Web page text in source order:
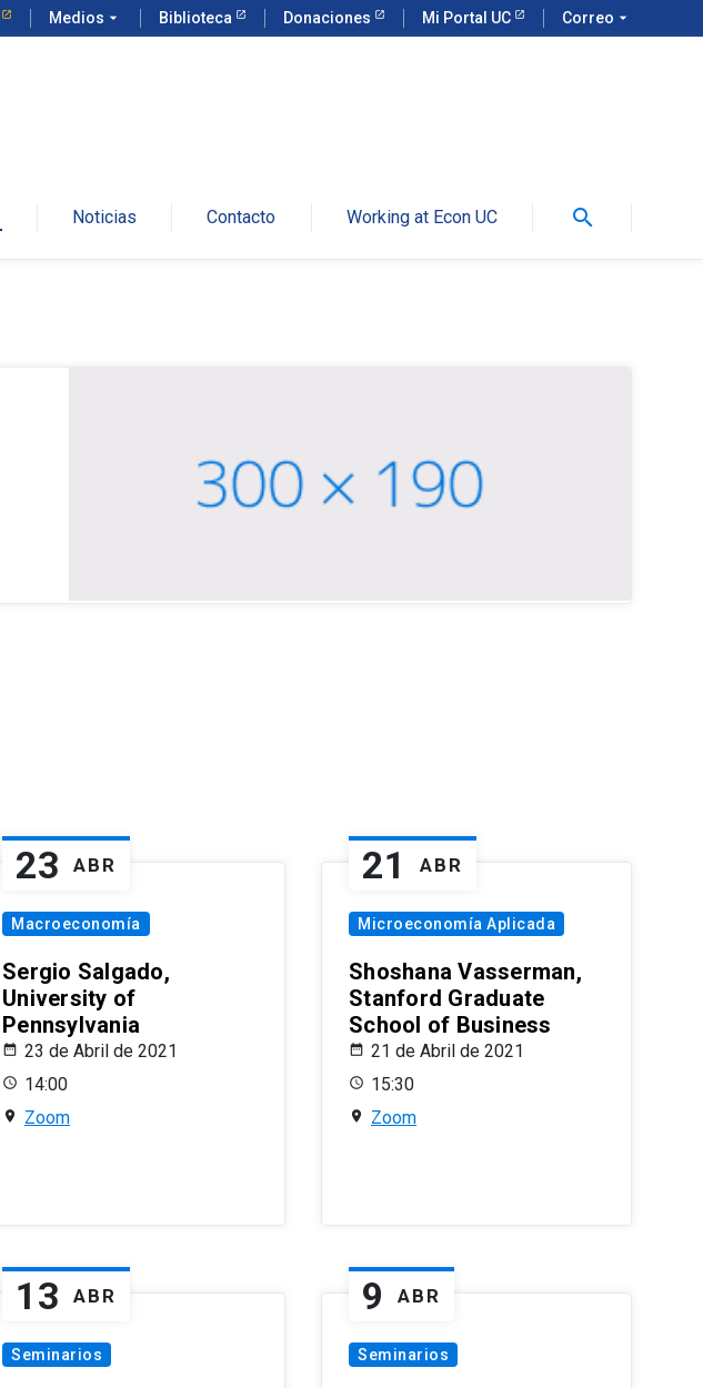
Medios arrow_drop_down Biblioteca Donaciones Mi Portal UC Correo arrow_drop_down
Noticias Contacto Working at Econ UC search
23 ABR
Macroeconomía
Sergio Salgado,
University of
Pennsylvania
23 de Abril de 2021
14:00
Zoom
21 ABR
Microeconomía Aplicada
Shoshana Vasserman,
Stanford Graduate
School of Business
21 de Abril de 2021
15:30
Zoom
13 ABR
Seminarios
9 ABR
Seminarios